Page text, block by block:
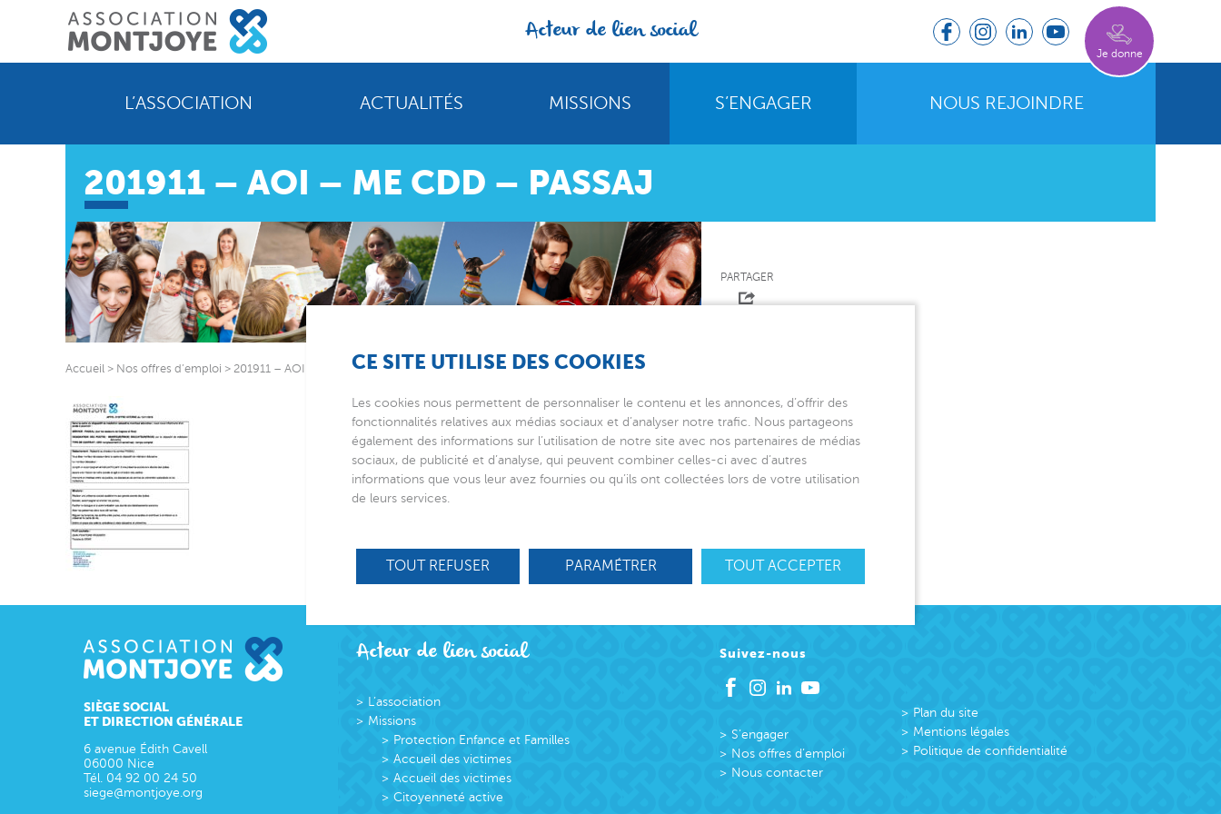
Acteur de lien social
Je donne
L’ASSOCIATION ACTUALITÉS MISSIONS S’ENGAGER NOUS REJOINDRE
201911 – AOI – ME CDD – PASSAJ
PARTAGER
Accueil > Nos offres d’emploi > 201911 – AOI – ME CDD – PASSAJ
SIÈGE SOCIAL
ET DIRECTION GÉNÉRALE
6 avenue Édith Cavell
06000 Nice
Tél. 04 92 00 24 50
siege@montjoye.org
Acteur de lien social
L’association
Missions
Protection Enfance et Familles
Accueil des victimes
Accueil des victimes
Citoyenneté active
Suivez-nous
S’engager
Nos offres d’emploi
Nous contacter
Plan du site
Mentions légales
Politique de confidentialité
CE SITE UTILISE DES COOKIES
Les cookies nous permettent de personnaliser le contenu et les annonces, d’offrir des
fonctionnalités relatives aux médias sociaux et d’analyser notre trafic. Nous partageons
également des informations sur l’utilisation de notre site avec nos partenaires de médias
sociaux, de publicité et d’analyse, qui peuvent combiner celles-ci avec d’autres
informations que vous leur avez fournies ou qu’ils ont collectées lors de votre utilisation
de leurs services.
TOUT ACCEPTER
TOUT REFUSER PARAMÉTRER